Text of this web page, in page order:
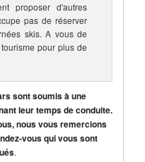
proposer d'autres
pas de réserver
skis. A vous de
pour plus de
sont soumis à une
leur temps de conduite.
nous vous remercions
vous qui vous sont
.